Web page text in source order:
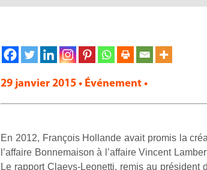
29 janvier 2015 • Événement •
En 2012, François Hollande avait promis la
l’affaire Bonnemaison à l’affaire Vincent
Le rapport Claeys-Leonetti, remis au